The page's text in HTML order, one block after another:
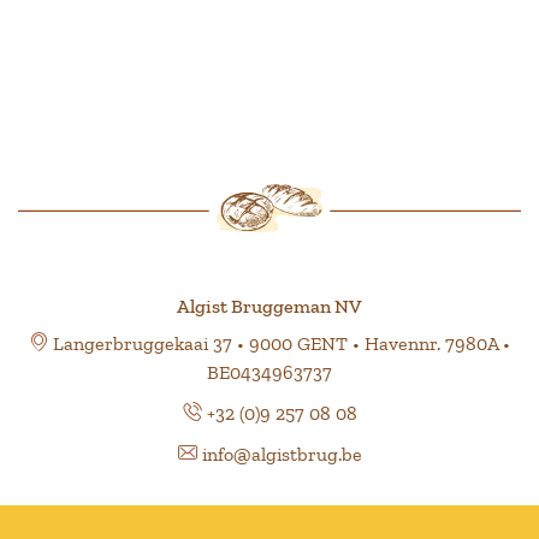
Algist Bruggeman NV
Langerbruggekaai 37 • 9000 GENT • Havennr. 7980A •
BE0434963737
+32 (0)9 257 08 08
info@algistbrug.be